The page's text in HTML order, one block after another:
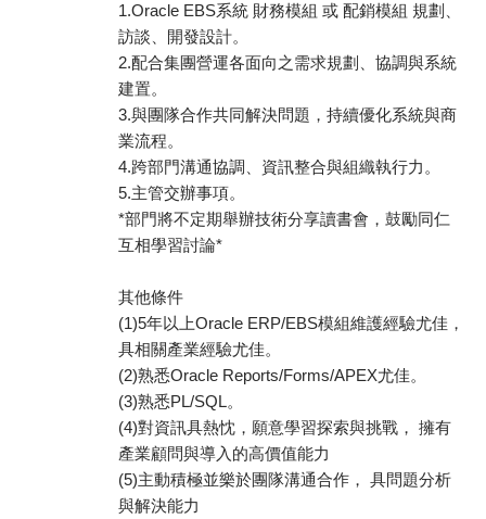
1.Oracle EBS系統 財務模組 或 配銷模組 規劃、
訪談、開發設計。
2.配合集團營運各面向之需求規劃、協調與系統
建置。
3.與團隊合作共同解決問題，持續優化系統與商
業流程。
4.跨部門溝通協調、資訊整合與組織執行力。
5.主管交辦事項。
*部門將不定期舉辦技術分享讀書會，鼓勵同仁
互相學習討論*
其他條件
(1)5年以上Oracle ERP/EBS模組維護經驗尤佳，
具相關產業經驗尤佳。
(2)熟悉Oracle Reports/Forms/APEX尤佳。
(3)熟悉PL/SQL。
(4)對資訊具熱忱，願意學習探索與挑戰， 擁有
產業顧問與導入的高價值能力
(5)主動積極並樂於團隊溝通合作， 具問題分析
與解決能力